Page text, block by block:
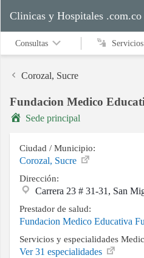
Servicios
medicos
Buscar
Clinicas y Hospitales .com.co
Consultas
Corozal, Sucre
Fundacion Medico
Sede principal
Ciudad / Municipio:
Corozal, Sucre
Dirección:
Carrera 23 # 31-31, San
Prestador de salud:
Fundacion Medico Educativa
Servicios y especialidades
Ver 31 especialidades